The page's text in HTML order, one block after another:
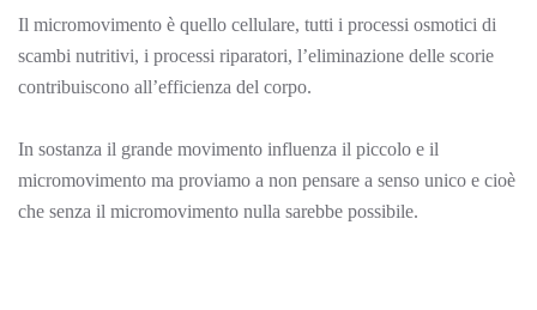
Il micromovimento è quello cellulare, tutti i processi osmotici di
scambi nutritivi, i processi riparatori, l’eliminazione delle scorie
contribuiscono all’efficienza del corpo.
In sostanza il grande movimento influenza il piccolo e il
micromovimento ma proviamo a non pensare a senso unico e cioè
che senza il micromovimento nulla sarebbe possibile.